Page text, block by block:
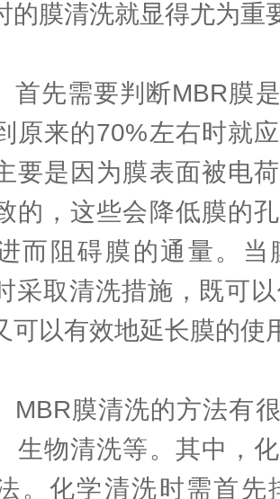
的膜清洗就显得尤为重
需要判断MBR膜是
原来的70%左右时就
要是因为膜表面被电
的，这些会降低膜的
而阻碍膜的通量。
采取清洗措施，既可
可以有效地延长膜的使
膜清洗的方法有很
生物清洗等。其中，
。化学清洗时需首先